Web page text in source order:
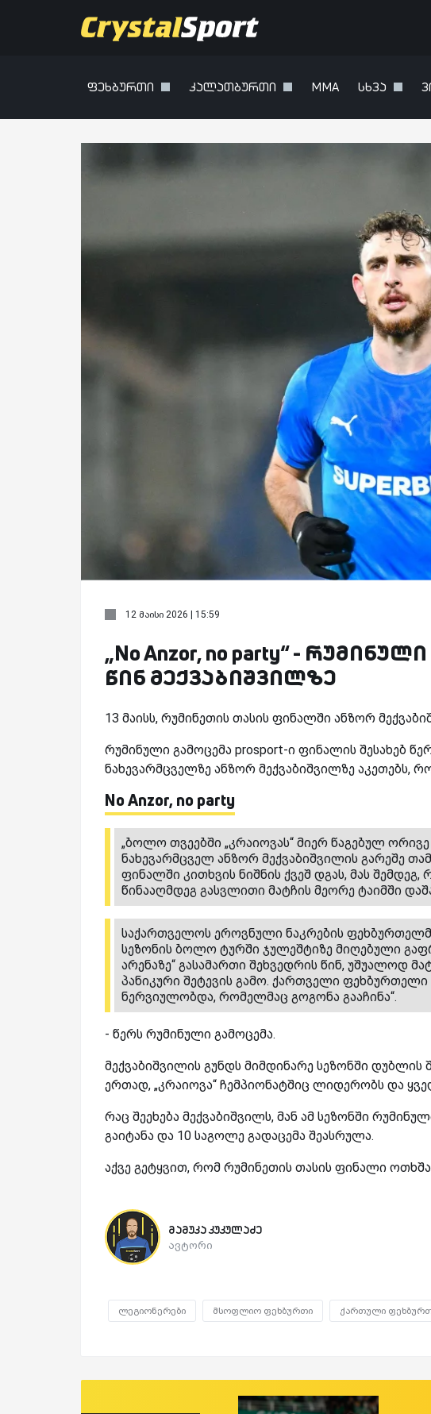
ფეხბურთი კალათბურთი MMA სხვა
12 მაისი 2026 | 15:59
„No Anzor, no party“ -
წინ მექვაბიშვილზე
13 მაისს, რუმინეთის თასის ფინალში ანზორ
რუმინული გამოცემა prosport-ი ფინალის შესახებ
ნახევარმცველზე ანზორ მექვაბიშვილზე აკეთებს,
No Anzor, no party
„ბოლო თვეებში „კრაიოვას“ მიერ წაგებულ
ნახევარმცველ ანზორ მექვაბიშვილის გარეშე
ფინალში კითხვის ნიშნის ქვეშ დგას, მას
წინააღმდეგ გასვლითი მატჩის მეორე ტაიმში
საქართველოს ეროვნული ნაკრების
სეზონის ბოლო ტურში ჯულეშტიზე მიღებული
არენაზე“ გასამართი შეხვედრის წინ, უშუალოდ
პანიკური შეტევის გამო. ქართველი
ნერვიულობდა, რომელმაც გოგონა გააჩინა“.
- წერს რუმინული გამოცემა.
მექვაბიშვილის გუნდს მიმდინარე სეზონში დუბლის
ერთად, „კრაიოვა“ ჩემპიონატშიც ლიდერობს და
რაც შეეხება მექვაბიშვილს, მან ამ სეზონში
გაიტანა და 10 საგოლე გადაცემა შეასრულა.
აქვე გეტყვით, რომ რუმინეთის თასის ფინალი
მამუკა კუკულაძე
ავტორი
ლეგიონერები მსოფლიო ფეხბურთი ქართული